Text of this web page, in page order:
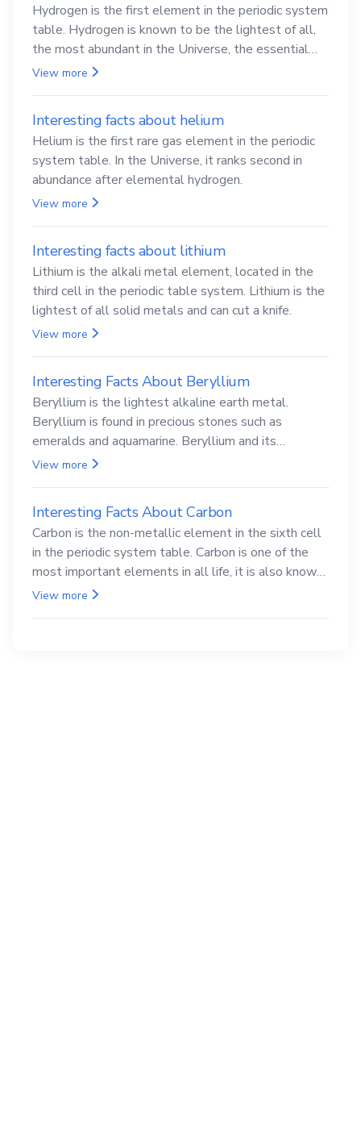
Hydrogen is the first element in the periodic system
table. Hydrogen is known to be the lightest of all,
the most abundant in the Universe, the essential
element for life
View more
Interesting facts about helium
Helium is the first rare gas element in the periodic
system table. In the Universe, it ranks second in
abundance after elemental hydrogen.
View more
Interesting facts about lithium
Lithium is the alkali metal element, located in the
third cell in the periodic table system. Lithium is the
lightest of all solid metals and can cut a knife.
View more
Interesting Facts About Beryllium
Beryllium is the lightest alkaline earth metal.
Beryllium is found in precious stones such as
emeralds and aquamarine. Beryllium and its
compounds are both carcinogenic.
View more
Interesting Facts About Carbon
Carbon is the non-metallic element in the sixth cell
in the periodic system table. Carbon is one of the
most important elements in all life, it is also known
as the back.
View more